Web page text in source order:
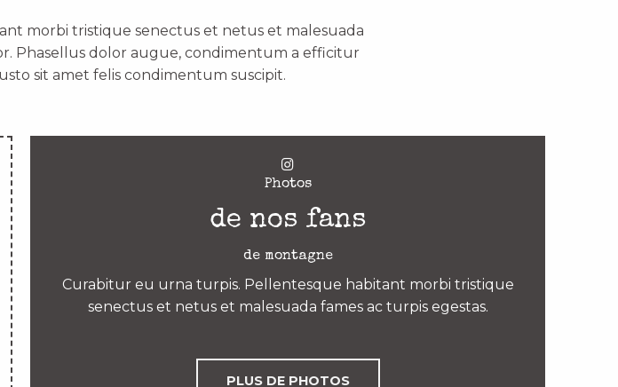
morbi tristique senectus et netus et malesuada
Phasellus dolor augue, condimentum a efficitur
sit amet felis condimentum suscipit.
Photos
de nos fans
de montagne
Curabitur eu urna turpis. Pellentesque habitant morbi tristique
senectus et netus et malesuada fames ac turpis egestas.
PLUS DE PHOTOS